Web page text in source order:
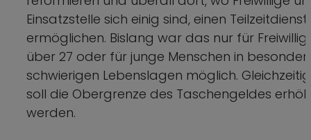
Einsatzstelle sich einig sind, einen Teilzeitdienst
ermöglichen. Bislang war das nur für
über 27 oder für junge Menschen in
schwierigen Lebenslagen möglich. Gleichzeitig
soll die Obergrenze des Taschengeldes
werden.